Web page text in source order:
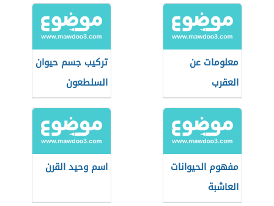
معلومات عن
العقرب
تركيب جسم حيوان
السلطعون
مفهوم الحيوانات
العاشبة
اسم وحيد القرن